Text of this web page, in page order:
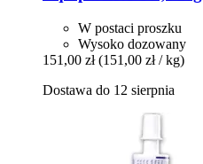
W postaci proszku
Wysoko dozowany
151,00 zł (151,00 zł / kg)
Dostawa do 12 sierpnia